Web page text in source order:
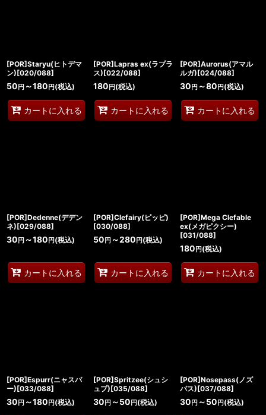
[POR]Staryu(ヒトデマ
ン)[020/088]
50 円 ～180 円 (税込)
カートに入れる
[POR]Lapras ex(ラプラ
ス)[022/088]
180 円(税込)
カートに入れる
[POR]Aurorus(アマル
ルガ)[024/088]
30 円～80 円(税込)
カートに入れる
[POR]Dedenne(デデン
ネ)[029/088]
30 円 ～180 円 (税込)
カートに入れる
[POR]Clefairy(ピッピ)
[030/088]
50 円～280 円(税込)
カートに入れる
[POR]Mega Clefable
ex(メガピクシー)
[031/088]
180 円(税込)
カートに入れる
[POR]Espurr(ニャスパ
ー)[033/088]
30 円 ～180 円 (税込)
[POR]Spritzee(シュシ
ュプ)[035/088]
30 円～50 円(税込)
[POR]Nosepass(ノズ
パス)[037/088]
30 円～50 円(税込)